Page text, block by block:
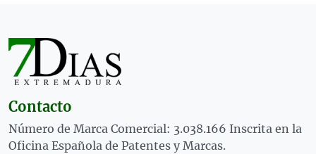
Contacto
Número de Marca Comercial: 3.038.166 Inscrita en la
Oficina Española de Patentes y Marcas.